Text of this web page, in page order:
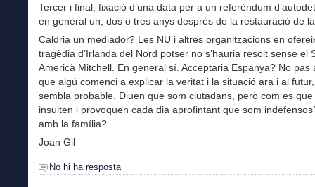
Tercer i final, fixació d’una data per a un referèndum
en general un, dos o tres anys després de la restauració de
Caldria un mediador? Les NU i altres organitzacions en
tragèdia d’Irlanda del Nord potser no s’hauria resolt sense el
Americà Mitchell. En general sí. Acceptaria Espanya? No pas
que algú comenci a explicar la veritat i la situació ara i al
sembla probable. Diuen que som ciutadans, però com es que
insulten i provoquen cada dia aprofintant que som
amb la família?
Joan Gil
No hi ha resposta